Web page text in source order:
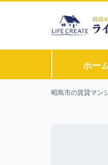
ホー
昭島市の賃貸マン